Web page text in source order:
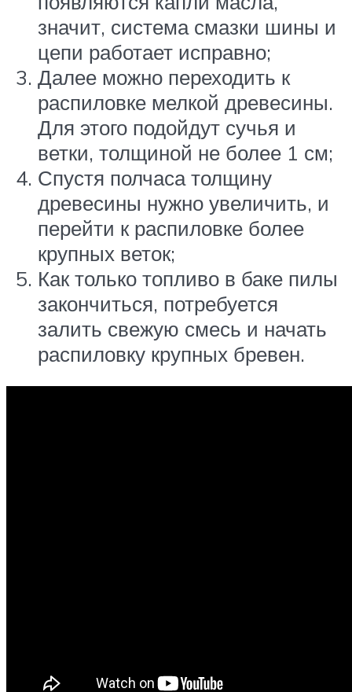
значит, система смазки шины и
цепи работает исправно;
Далее можно переходить к
распиловке мелкой древесины.
Для этого подойдут сучья и
ветки, толщиной не более 1 см;
Спустя полчаса толщину
древесины нужно увеличить, и
перейти к распиловке более
крупных веток;
Как только топливо в баке пилы
закончиться, потребуется
залить свежую смесь и начать
распиловку крупных бревен.